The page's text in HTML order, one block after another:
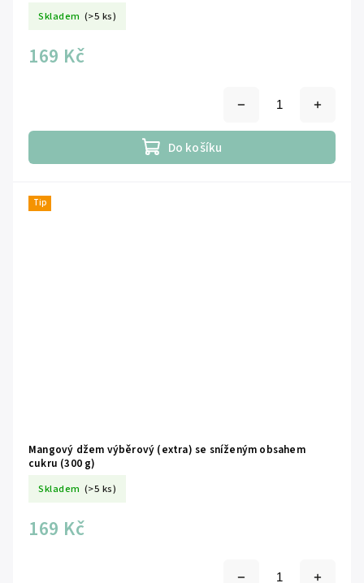
Skladem (>5 ks)
169 Kč
Do košíku
Tip
Mangový džem výběrový (extra) se sníženým obsahem
cukru (300 g)
Skladem (>5 ks)
169 Kč